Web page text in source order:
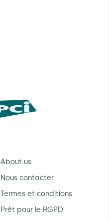
About us
Nous contacter
Termes et conditions
Prêt pour le RGPD